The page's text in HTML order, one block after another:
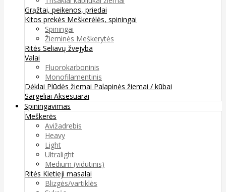
Grąžtai, peikenos, priedai
Kitos prekės Meškerėlės, spiningai
Spiningai
Žieminės Meškerytės
Ritės Seliavų žvejyba
Valai
Fluorokarboninis
Monofilamentinis
Dėklai Plūdės žiemai Palapinės žiemai / kūbai
Sargeliai Aksesuarai
Spiningavimas
Meškerės
Avižadrebis
Heavy
Light
Ultralight
Medium (vidutinis)
Ritės Kietieji masalai
Blizgės/vartiklės